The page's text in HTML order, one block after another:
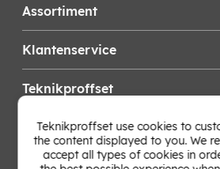
Assortiment
Klantenservice
Teknikproffset
Wijzig Land
Teknikproffset use cookies to
the content displayed to you. We
accept all types of cookies in